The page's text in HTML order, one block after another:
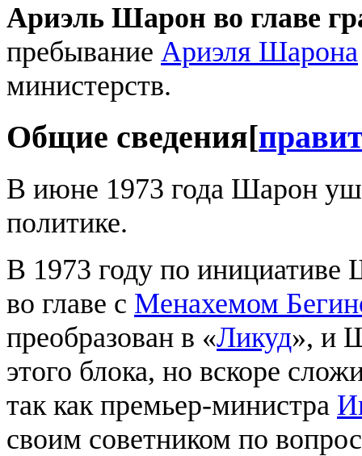
Ариэль Шарон во главе
пребывание Ариэля Шарона
министерств.
Общие сведения[
В июне 1973 года Шарон
политике.
В 1973 году по инициативе
во главе с Менахемом
преобразован в «Ликуд», и
этого блока, но вскоре
так как премьер-министра
своим советником по